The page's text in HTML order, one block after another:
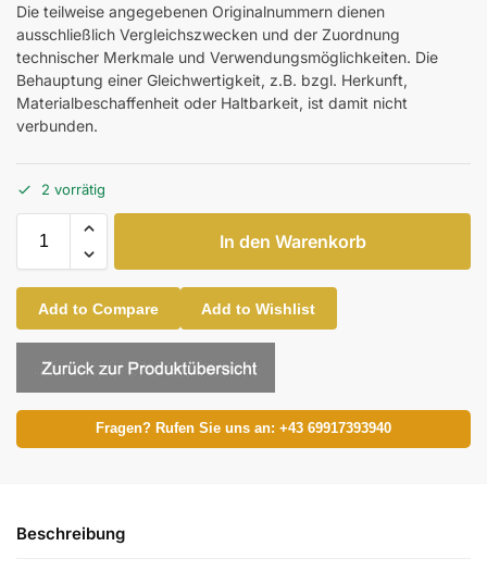
Die teilweise angegebenen Originalnummern dienen
ausschließlich Vergleichszwecken und der Zuordnung
technischer Merkmale und Verwendungsmöglichkeiten. Die
Behauptung einer Gleichwertigkeit, z.B. bzgl. Herkunft,
Materialbeschaffenheit oder Haltbarkeit, ist damit nicht
verbunden.
2 vorrätig
In den Warenkorb
Add to Compare Add to Wishlist
Fragen? Rufen Sie uns an: +43 69917393940
Beschreibung